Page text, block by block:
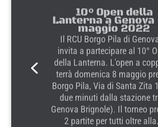
10° Open della
Lanterna a Genova
maggio 2022
Il RCU Borgo Pila di
invita a partecipare al 10°
della Lanterna. L'open a
terrà domenica 8 maggio
Borgo Pila, Via di Santa Zita
due minuti dalla stazione
Genova Brignole). Il torneo
2 partite per tutti oltre